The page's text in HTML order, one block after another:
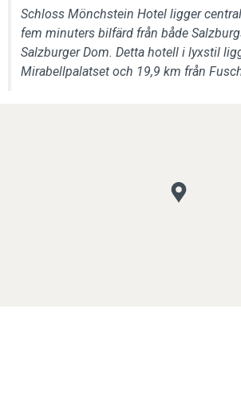
Schloss Mönchstein Hotel ligger
fem minuters bilfärd från både
Salzburger Dom. Detta hotell i lyxstil
Mirabellpalatset och 19,9 km från